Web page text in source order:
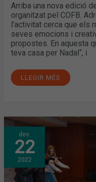
Arriba una nova edició
organitzat pel COFB.
l’activitat cerca que els
seves emocions i
propostes. En aquesta
teva casa per Nadal“, i
LLEGIR MÉS
des.
22
2022
TORNA
LA
FESTA
INFANTIL
DEL
COFB
AMB
MÀGIA,